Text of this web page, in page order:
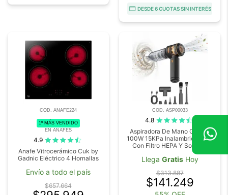
DESDE 6 CUOTAS SIN INTERÉS
COD. ANAFE224
1º MÁS VENDIDO
EN ANAFES
4.9
Anafe Vitrocerámico Cuk by
Gadnic Eléctrico 4 Hornallas
Envío a todo el país
$657.664
COD. ASP00033
4.8
Aspiradora De Mano Gadnic
100W 15KPa Inalambrica 111V
Con Filtro HEPA Y Soplado
Llega GratisHoy
$313.887
$141.249